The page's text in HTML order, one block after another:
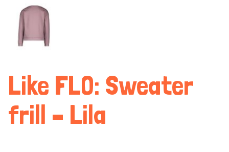
Like FLO: Sweater
frill – Lila